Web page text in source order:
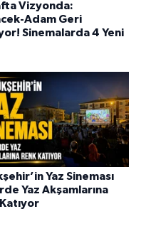
Vizyonda:
Adam Geri
Sinemalarda 4 Yeni
Yaz Sineması
Yaz Akşamlarına